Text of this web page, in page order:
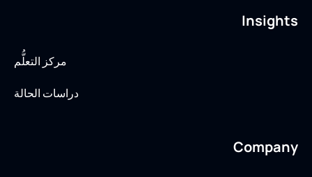
Insights
مركز التعلُّم
دراسات الحالة
Company